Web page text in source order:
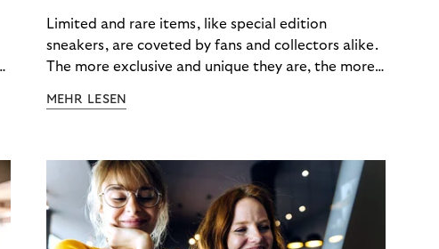
Limited and rare items, like special edition
sneakers, are coveted by fans and collectors alike.
The more exclusive and unique they are, the more
industry uses artificial scarcity, also known as a
reselling products for several times their original
value. You might be thinking, “Kerching!”. But this is
really an unwanted side effect – one which more
and more companies are taking technical steps to
MEHR LESEN